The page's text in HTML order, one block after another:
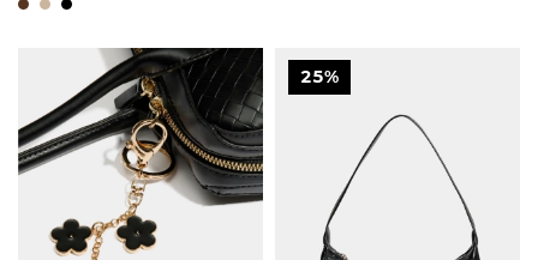
25%